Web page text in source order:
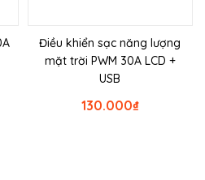
Điều khiển sạc năng lượng
mặt trời PWM 30A LCD +
USB
₫
130.000